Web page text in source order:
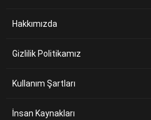
Hakkımızda
Gizlilik Politikamız
Kullanım Şartları
İnsan Kaynakları